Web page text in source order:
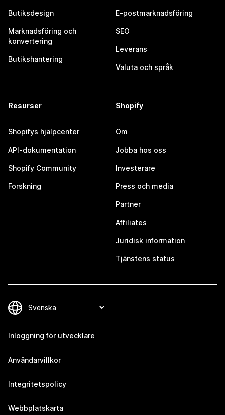
Butiksdesign
Marknadsföring och
konvertering
Butikshantering
E-postmarknadsföring
SEO
Leverans
Valuta och språk
Resurser
Shopifys hjälpcenter
API-dokumentation
Shopify Community
Forskning
Shopify
Om
Jobba hos oss
Investerare
Press och media
Partner
Affiliates
Juridisk information
Tjänstens status
Inloggning för utvecklare
Användarvillkor
Integritetspolicy
Webbplatskarta